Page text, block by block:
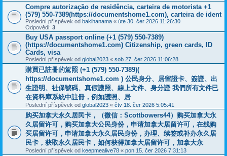
Compre autorização de residência, carteira de motorista +1
(579) 550-7389(https://documentshome1.com), carteira de ident
Poslední příspěvek od bakihanama « úte 30. čer 2026 11:26:30
Odpovědi: 3
Buy USA passport online (+1 (579) 550-7389)
(https://documentshome1.com) Citizenship, green cards, ID
Cards, visa
Poslední příspěvek od global2023 « sob 27. čer 2026 11:06:28
購買已註冊的駕照 (+1 (579) 550-7389)(
https://documentshome1.com ) 公民身分、居留證卡、簽證、出
生證明、社保號碼、真假護照、線上文件、身分證 我們所有文件已
在資料庫系統中註冊，例如護照、居
Poslední příspěvek od global2023 « čtv 18. čer 2026 5:05:41
购买加拿大永久居民卡，（微信：Scottbowers44）购买加拿大永
久居留许可，购买加拿大公民身份，申请加拿大居留许可，在线购
买居留许可，申请加拿大永久居民身份，办理、续签或补办永久居
民卡，获取永久居民卡，如何获得加拿大居留许可，加拿大永
Poslední příspěvek od keepmealive78 « pon 15. čer 2026 7:31:13